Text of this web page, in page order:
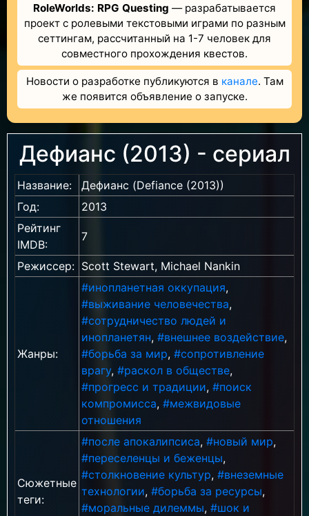
RoleWorlds: RPG Questing — разрабатывается
проект с ролевыми текстовыми играми по разным
сеттингам, рассчитанный на 1-7 человек для
совместного прохождения квестов.
Новости о разработке публикуются в канале. Там
же появится объявление о запуске.
Дефианс (2013) - сериал
Название:
Дефианс (Defiance (2013))
Год:
2013
Рейтинг
IMDB:
7
Режиссер: Scott Stewart, Michael Nankin
Жанры:
#инопланетная оккупация,
#выживание человечества,
#сотрудничество людей и
инопланетян, #внешнее воздействие,
#борьба за мир, #сопротивление
врагу, #раскол в обществе,
#прогресс и традиции, #поиск
компромисса, #межвидовые
отношения
Сюжетные
теги:
#после апокалипсиса, #новый мир,
#переселенцы и беженцы,
#столкновение культур, #внеземные
технологии, #борьба за ресурсы,
#моральные дилеммы, #шок и